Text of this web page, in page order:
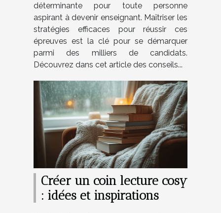
déterminante pour toute personne
aspirant à devenir enseignant. Maîtriser les
stratégies efficaces pour réussir ces
épreuves est la clé pour se démarquer
parmi des milliers de candidats.
Découvrez dans cet article des conseils...
Créer un coin lecture cosy
: idées et inspirations